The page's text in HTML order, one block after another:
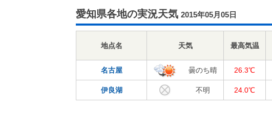
愛知県各地の実況天気 2015年05月05日
地点名 天気 最高気温
名古屋 曇のち晴 26.3℃
伊良湖 不明 24.0℃